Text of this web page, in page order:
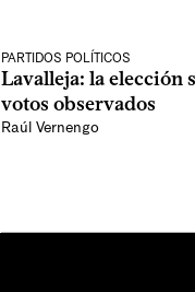
PARTIDOS POLÍTICOS
Lavalleja: la elección
votos observados
Raúl Vernengo